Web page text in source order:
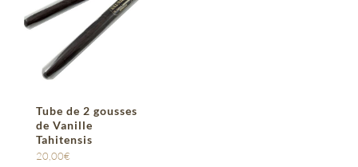
Tube de 2 gousses
de Vanille
Tahitensis
20,00€